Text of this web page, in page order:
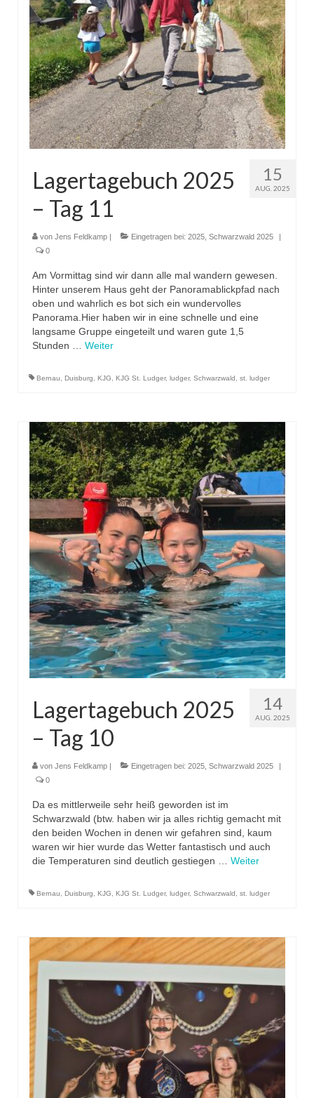
15
AUG. 2025
Lagertagebuch 2025
– Tag 11
von Jens Feldkamp | Eingetragen bei: 2025 Schwarzwald 2025
|
0
Am Vormittag sind wir dann alle mal wandern gewesen.
Hinter unserem Haus geht der Panoramablickpfad nach
oben und wahrlich es bot sich ein wundervolles
Panorama.Hier haben wir in eine schnelle und eine
langsame Gruppe eingeteilt und waren gute 1,5
Stunden … Weiter
Bernau Duisburg KJG KJG St. Ludger, ludger, Schwarzwald st. ludger
14
AUG. 2025
Lagertagebuch 2025
– Tag 10
von Jens Feldkamp | Eingetragen bei: 2025 Schwarzwald 2025
|
0
Da es mittlerweile sehr heiß geworden ist im
Schwarzwald (btw. haben wir ja alles richtig gemacht mit
den beiden Wochen in denen wir gefahren sind, kaum
waren wir hier wurde das Wetter fantastisch und auch
die Temperaturen sind deutlich gestiegen … Weiter
Bernau Duisburg KJG KJG St. Ludger, ludger, Schwarzwald st. ludger